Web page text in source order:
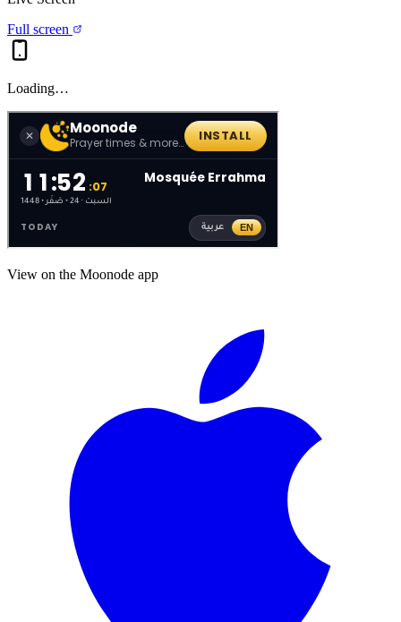
Full screen
Loading…
View on the Moonode app